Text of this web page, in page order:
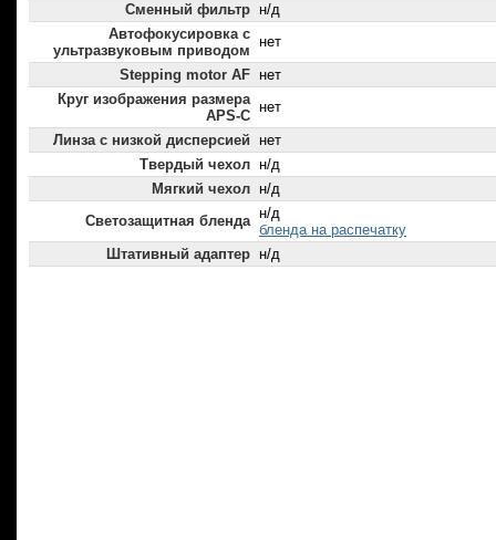
Сменный фильтр н/д
Автофокусировка с
ультразвуковым приводом
нет
Stepping motor AF нет
Круг изображения размера
APS-C
нет
Линза с низкой дисперсией
нет
Твердый чехол н/д
Мягкий чехол н/д
Светозащитная бленда н/д
бленда на распечатку
Штативный адаптер н/д